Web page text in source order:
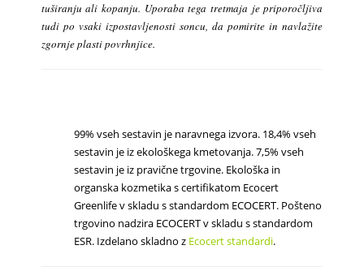
tuširanju ali kopanju. Uporaba tega tretmaja je priporočljiva
tudi po vsaki izpostavljenosti soncu, da pomirite in navlažite
zgornje plasti povrhnjice.
99% vseh sestavin je naravnega izvora. 18,4% vseh
sestavin je iz ekološkega kmetovanja. 7,5% vseh
sestavin je iz pravične trgovine. Ekološka in
organska kozmetika s certifikatom Ecocert
Greenlife v skladu s standardom ECOCERT. Pošteno
trgovino nadzira ECOCERT v skladu s standardom
ESR. Izdelano skladno z Ecocert standardi.